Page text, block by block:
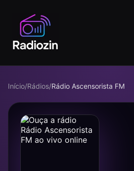
Início/Rádios/Rádio Ascensorista FM